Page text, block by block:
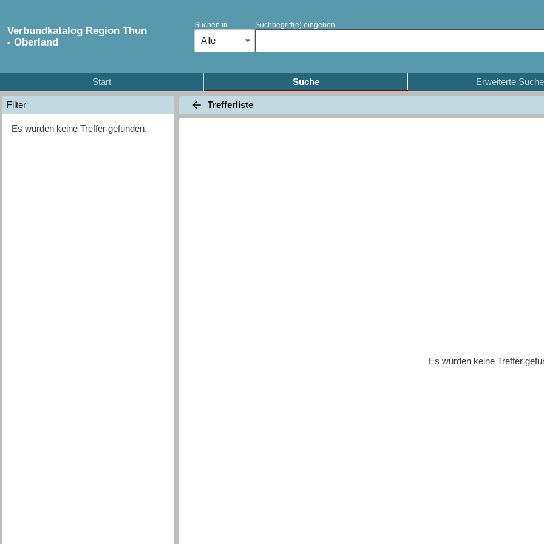
Verbundkatalog Region Thun
- Oberland
Suchen in
Alle
Suchbegriff(e) eingeben
Start Suche Erweiterte Suche
Filter
Es wurden keine Treffer gefunden.
Trefferliste
Es wurden keine Treffer